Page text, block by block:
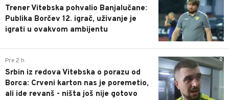
Trener Vitebska pohvalio Banjalučane:
Publika Borčev 12. igrač, uživanje je
igrati u ovakvom ambijentu
0
Pre 2 h
Srbin iz redova Vitebska o porazu od
Borca: Crveni karton nas je poremetio,
ali ide revanš - ništa još nije gotovo